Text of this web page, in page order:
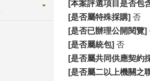
[本案評選項目是否包
[是否屬特殊採購] 否
[是否已辦理公開閱覽]
[是否屬統包] 否
[是否屬共同供應契約
[是否屬二以上機關之